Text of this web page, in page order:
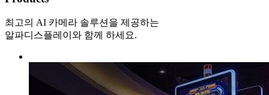
최고의 AI 카메라 솔루션을 제공하는
알파디스플레이와 함께 하세요.